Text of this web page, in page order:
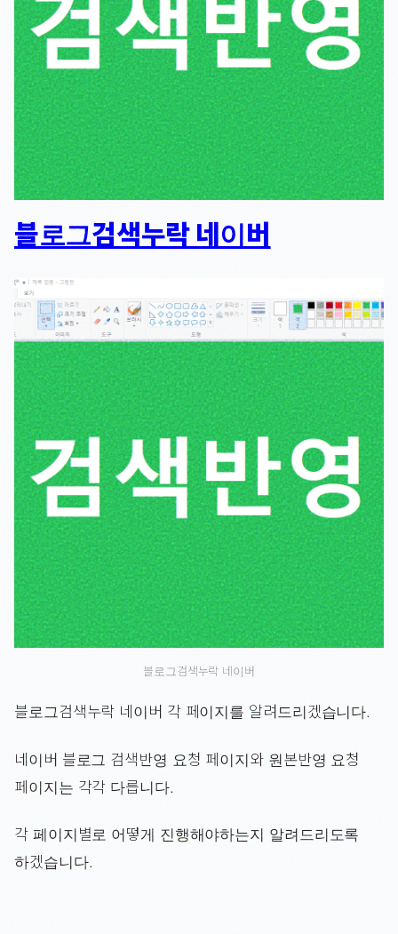
블로그검색누락 네이버
블로그검색누락 네이버
블로그검색누락 네이버 각 페이지를 알려드리겠습니다.
네이버 블로그 검색반영 요청 페이지와 원본반영 요청
페이지는 각각 다릅니다.
각 페이지별로 어떻게 진행해야하는지 알려드리도록
하겠습니다.